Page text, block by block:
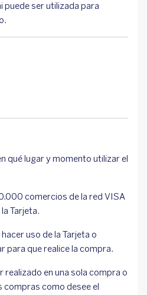
puede ser utilizada para
qué lugar y momento utilizar el
comercios de la red VISA
Tarjeta.
uso de la Tarjeta o
para que realice la compra.
realizado en una sola compra o
como desee el